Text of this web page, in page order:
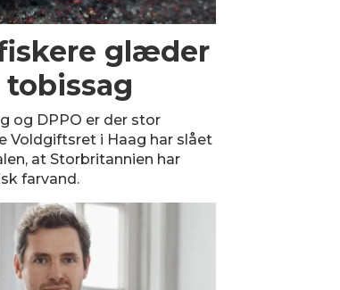
glæder
og DPPO er der stor
Voldgiftsret i Haag har slået
at Storbritannien har
farvand.